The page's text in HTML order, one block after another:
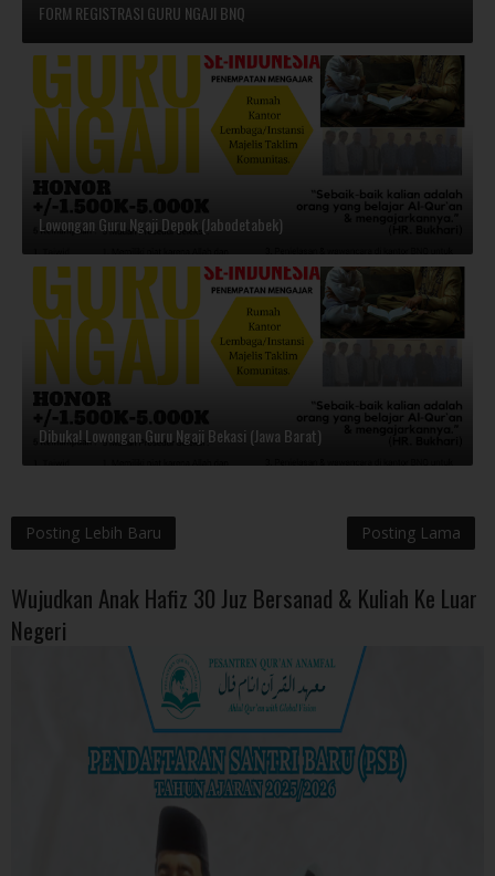
FORM REGISTRASI GURU NGAJI BNQ
Lowongan Guru Ngaji Depok (Jabodetabek)
Dibuka! Lowongan Guru Ngaji Bekasi (Jawa Barat)
Posting Lebih Baru Posting Lama
Wujudkan Anak Hafiz 30 Juz Bersanad & Kuliah Ke Luar
Negeri